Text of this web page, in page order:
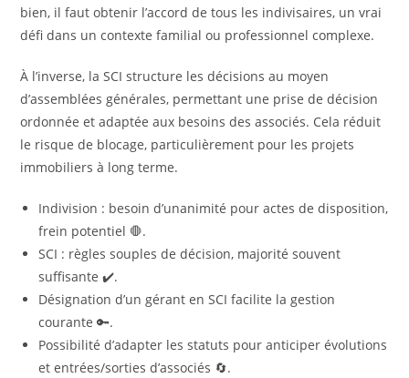
bien, il faut obtenir l’accord de tous les indivisaires, un vrai
défi dans un contexte familial ou professionnel complexe.
À l’inverse, la SCI structure les décisions au moyen
d’assemblées générales, permettant une prise de décision
ordonnée et adaptée aux besoins des associés. Cela réduit
le risque de blocage, particulièrement pour les projets
immobiliers à long terme.
Indivision : besoin d’unanimité pour actes de disposition,
frein potentiel 🛑.
SCI : règles souples de décision, majorité souvent
suffisante ✔️.
Désignation d’un gérant en SCI facilite la gestion
courante 🔑.
Possibilité d’adapter les statuts pour anticiper évolutions
et entrées/sorties d’associés 🔄.